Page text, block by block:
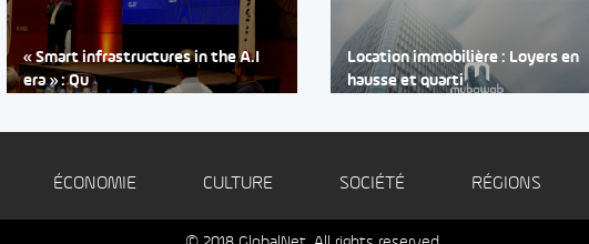
« Smart infrastructures in the A.I
era » : Qu
Location immobilière : Loyers en
hausse et quarti
ÉCONOMIE CULTURE SOCIÉTÉ RÉGIONS